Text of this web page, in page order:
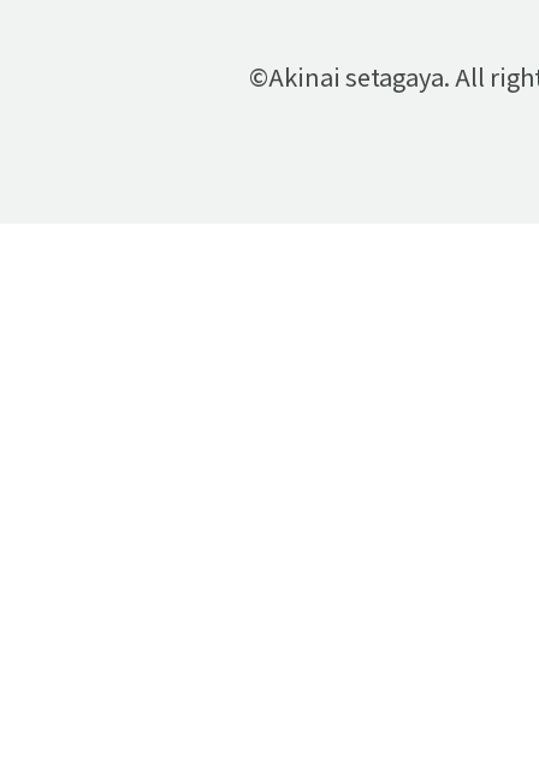
©Akinai setagaya. All